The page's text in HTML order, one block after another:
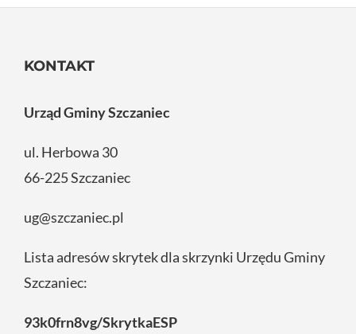
KONTAKT
Urząd Gminy Szczaniec
ul. Herbowa 30
66-225 Szczaniec
ug@szczaniec.pl
Lista adresów skrytek dla skrzynki Urzędu Gminy
Szczaniec:
93k0frn8vg/SkrytkaESP